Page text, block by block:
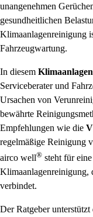
unangenehmen
gesundheitlichen
Klimaanlagenreinigung
Fahrzeugwartung.
In diesem
Serviceberater und
Ursachen von
bewährte
Empfehlungen wie die
regelmäßige Reinigung
airco well® steht für
Klimaanlagenreinigung,
verbindet.
Der Ratgeber